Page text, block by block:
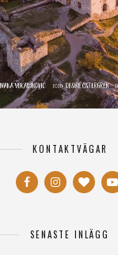
KONTAKTVÄGAR
SENASTE INLÄGG